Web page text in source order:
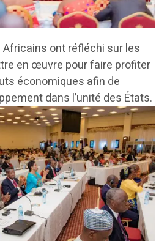
ont réfléchi sur les
en œuvre pour faire profiter
économiques afin de
dans l’unité des États.